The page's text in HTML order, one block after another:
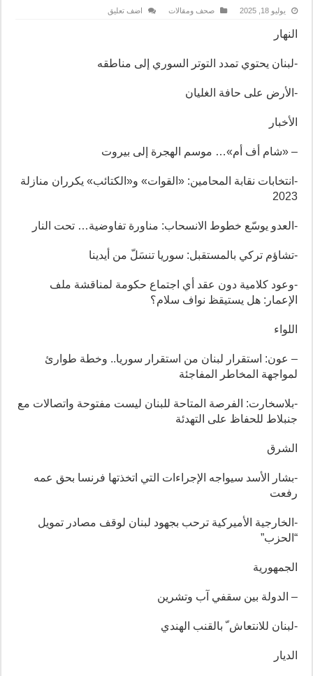
يوليو 18, 2025 صحف ومقالات اضف تعليق
النهار
-لبنان يحتوي تمدد التوتر السوري إلى مناطقه
-الأرض على حافة الغليان
الأخبار
– «شام أف أم»… موسم الهجرة إلى بيروت
-انتخابات نقابة المحامين: «القوات» و«الكتائب» يكرران منازلة
2023
-العدو يوسّع خطوط الانسحاب: مناورة تفاوضية… تحت النار
-تشاؤم تركي بالمستقبل: سوريا تنسَلّ من أيدينا
-وعود كلامية دون عقد أي اجتماع حكومة لمناقشة ملف
الإعمار: هل يستيقظ نواف سلام؟
اللواء
– عون: استقرار لبنان من استقرار سوريا.. وخطة طوارئ
لمواجهة المخاطر المفاجئة
-بلاسخارت: الفرصة المتاحة للبنان ليست مفتوحة واتصالات مع
جنبلاط للحفاظ على التهدئة
الشرق
-بشار الأسد سيواجه الإجراءات التي اتخذتها فرنسا بحق عمه
رفعت
-الخارجية الأميركية ترحب بجهود لبنان لوقف مصادر تمويل
“الحزب”
الجمهورية
– الدولة بين سقفي آب وتشرين
-لبنان للانتعاش ّ بالقنب الهندي
الديار